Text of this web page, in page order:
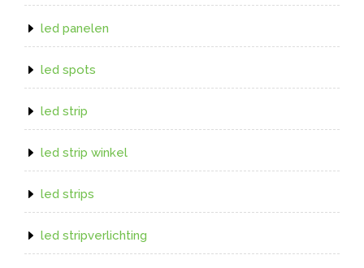
led panelen
led spots
led strip
led strip winkel
led strips
led stripverlichting